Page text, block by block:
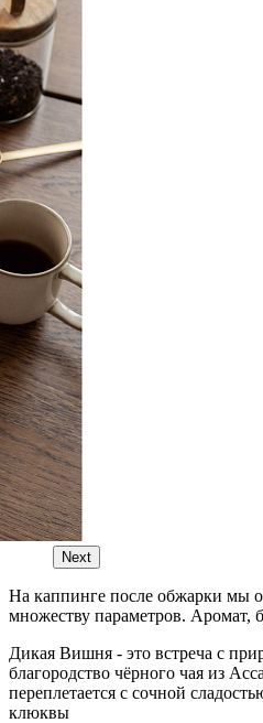
Next
На каппинге после обжарки мы
множеству параметров. Аромат,
Дикая Вишня - это встреча с
благородство чёрного чая из
переплетается с сочной
клюквы